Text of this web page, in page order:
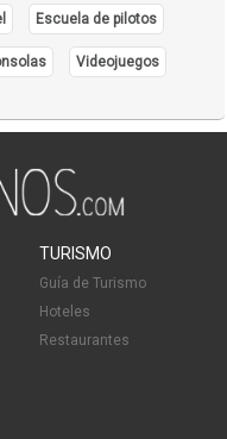
Escuela de pilotos
Videojuegos
TURISMO
Guía de Turismo
Hoteles
Restaurantes